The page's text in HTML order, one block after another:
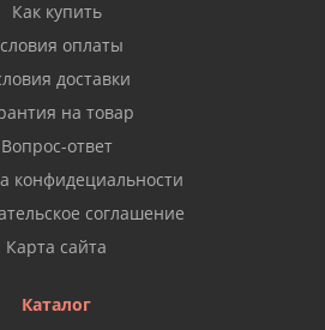
Как купить
оплаты
доставки
на товар
Вопрос-ответ
конфидециальности
соглашение
Карта сайта
Каталог